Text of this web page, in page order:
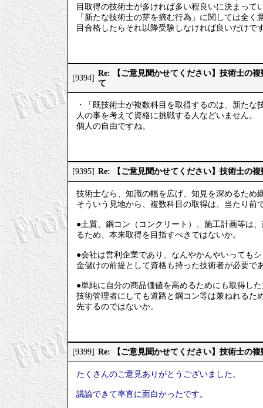
目取得の技術士が多ければ多い程良いに決まっ
「新たな技術士の芽を摘む行為」に関しては全
目合格したらそれ以降受験しなければ良いだけで
[9394]
Re: 【ご意見聞かせてください】技術士の
て
・「既技術士が複数科目を取得するのは、新た
人の事を考えて資格に挑戦する人などいません。
個人の自由ですね。
[9395] Re: 【ご意見聞かせてください】技術士の
技術士なら、知識の幅を広げ、知見を深めるため
そういう見地から、複数科目の取得は、当たり前
●土質、鋼コン（コンクリート）、施工計画等は
るため、本来取得を目指すべきではないか。
●会社は営利企業であり、なんやかんやいっても
金儲けの前提として資格も持った技術者が必要で
●単純に自分の商品価値を高めるためにも取得し
技術管理者にしても道路と鋼コン等は兼ねれるた
先するのではないか。
[9399] Re: 【ご意見聞かせてください】技術士の
たくさんのご意見ありがとうございました。
議論できて率直に面白かったです。